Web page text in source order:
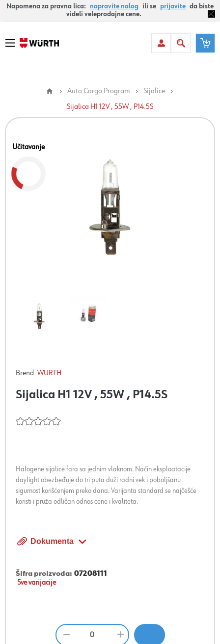
Napomena za pravna lica: napravite nalog ili se prijavite da biste
videli veleprodajne cene.
Auto Cargo Program
Sijalice
Sijalica H1 12V , 55W , P14.5S
Učitavanje
Brend: WURTH
Sijalica H1 12V , 55W , P14.5S
Halogene sijalice fara sa jednim vlaknom. Način eksploatacije
daylight obezbeđuje do tri puta duži radni vek i poboljšanu
sigurnost korišćenjem preko dana. Varijanta standard se najčešće
koristi i pruža odličan odnos cene i kvaliteta.
Dokumenta
Šifra proizvoda: 07208111
Sve varijacije